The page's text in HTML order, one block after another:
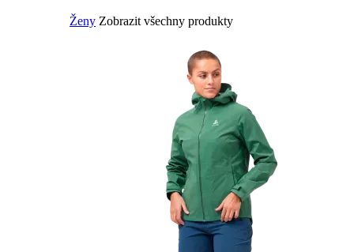
Ženy Zobrazit všechny produkty